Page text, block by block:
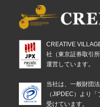
CREATIVE
社（東京証券取引
運営しています。
当社は、一般財団
（JIPDEC）より
受けています。